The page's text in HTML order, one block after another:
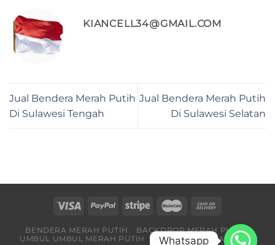
KIANCELL34@GMAIL.COM
Jual Bendera Merah Putih
Di Sulawesi Tengah
Jual Bendera Merah Putih
Di Sulawesi Selatan
BENDERA MERAH PUTIH
BACKDROP MERAH PUTIH
UMBUL UMBUL MERAH PUTIH
BENDERA PARTAI BLOG
Whatsapp